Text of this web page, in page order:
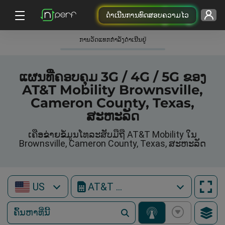
ດຳເນີນການທົດສອບຄວາມໄວ
ການວັດແທກກໍາລັງດໍາເນີນຢູ່
ແຜນທີ່ຄອບຄຸມ 3G / 4G / 5G ຂອງ
AT&T Mobility Brownsville,
Cameron County, Texas,
ສະຫະລັດ
ເຄືອຂ່າຍຂໍ້ມູນໂທລະສັບມືຖື AT&T Mobility ໃນ
Brownsville, Cameron County, Texas, ສະຫະລັດ
US AT&T Mobility